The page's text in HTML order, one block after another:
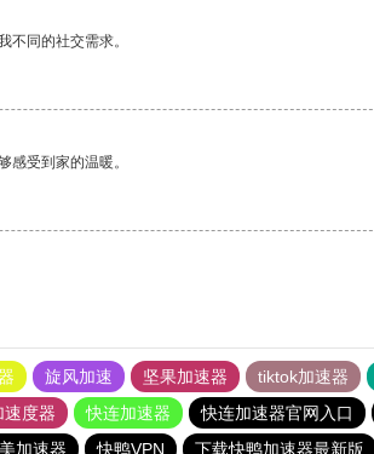
不同的社交需求。
感受到家的温暖。
旋风加速 坚果加速器 tiktok加速器
速度器 快连加速器 快连加速器官网入口
加速器 快鸭VPN 下载快鸭加速器最新版